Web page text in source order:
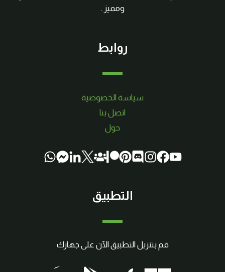
ومميز .
روابط
سياسة الخصوصية
اتصل بنا
حول
التطبيق
قم بتنزيل التطبيق الآن على جهازك